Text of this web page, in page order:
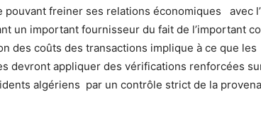
pouvant freiner ses relations économiques avec
un important fournisseur du fait de l’important
des coûts des transactions implique à ce que
devront appliquer des vérifications renforcées
algériens par un contrôle strict de la